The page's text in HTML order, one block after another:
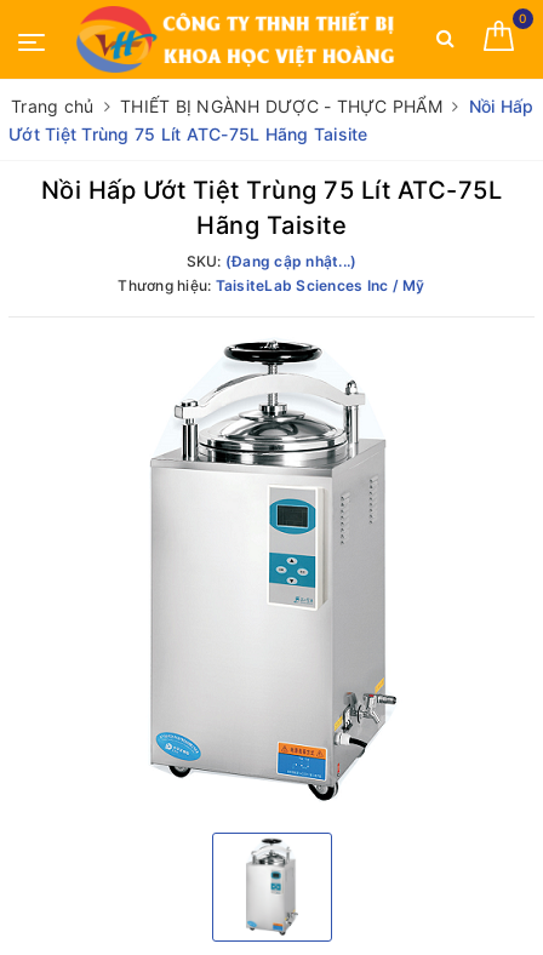
0
Trang chủ THIẾT BỊ NGÀNH DƯỢC - THỰC PHẨM
Nồi Hấp
Ướt Tiệt Trùng 75 Lít ATC-75L Hãng Taisite
Nồi Hấp Ướt Tiệt Trùng 75 Lít ATC-75L
Hãng Taisite
SKU: (Đang cập nhật...)
Thương hiệu: TaisiteLab Sciences Inc / Mỹ